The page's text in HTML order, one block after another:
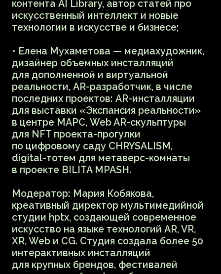
16+
купить билет
Татьяна Джурова — кандидат
искусствоведения, театральный критик,
доцент кафедры театрального
искусства Российского
сценических искусств. В 2019 году
организовала сетевое издание о театре
и путешествиях «Летающий критик».
Автор книги «Концепция театральности
в творчестве Н.Н. Евреинова». Область
исследования — перформативные
практики.
В Центре Курёхина Татьяна Джурова
прочитает лекцию о новых технологиях
в театре. Как быстро новые технологии